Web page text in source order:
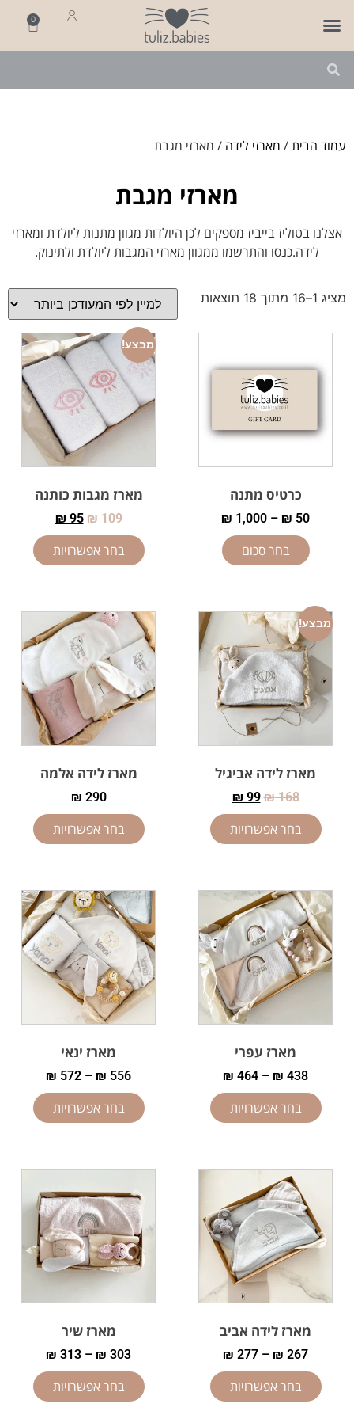
0
עמוד הבית/ מארזי לידה / מארזי מגבת
מארזי מגבת
אצלנו בטוליז בייביז מספקים לכן היולדות מגוון מתנות ליולדת ומארזי
לידה.כנסו והתרשמו ממגוון מארזי המגבות ליולדת ולתינוק.
מציג 1–16 מתוך 18 תוצאות
כרטיס מתנה
₪ 50
–
₪ 1,000
בחר סכום
מבצע!
מארז מגבות כותנה
₪109
₪ 95
בחר אפשרויות
מבצע!
מארז לידה אביגיל
₪168
₪ 99
בחר אפשרויות
מארז לידה אלמה
₪ 290
בחר אפשרויות
מארז עפרי
₪ 438
–
₪ 464
בחר אפשרויות
מארז ינאי
₪ 556
–
₪ 572
בחר אפשרויות
מארז לידה אביב
₪ 267
–
₪ 277
בחר אפשרויות
מארז שיר
₪ 303
–
₪ 313
בחר אפשרויות